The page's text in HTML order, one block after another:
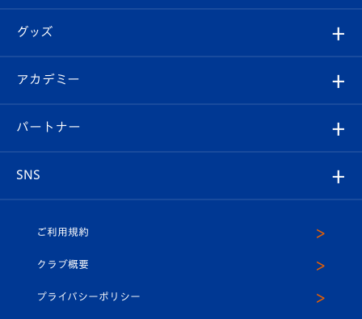
チケット
イベント
メディア
ホームタウン
エンブレム紹介
スタッフプロフィール
マスコット紹介
はじめての観戦ガイド
Revive Team
ヴィヴィくんの長崎おもてなしガイド
フォトギャラリー
スタジアムグルメ
チケット
V-LOVERS（ファンクラブ）
プレイヤーズスイート
グッズ
オンラインショップ
店舗情報
アカデミー
育成からのお知らせ
U-18
パートナー
SNS
ヴィヴィくんインスタグラム
公式LINE＠
ご利用規約
クラブ概要
プライバシーポリシー